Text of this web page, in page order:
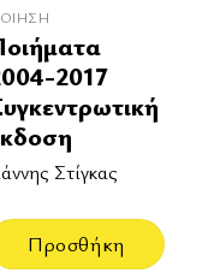
2017
Στίγκας
Προσθήκη